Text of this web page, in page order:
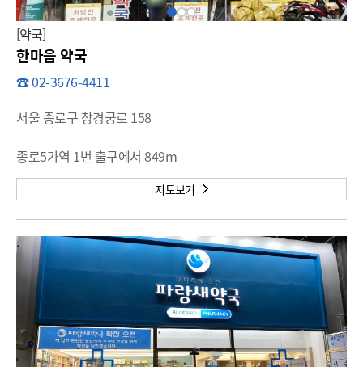
[약국]
한마음 약국
☎ 02-3676-4411
서울 종로구 창경궁로 158
종로5가역 1번 출구에서 849m
지도보기